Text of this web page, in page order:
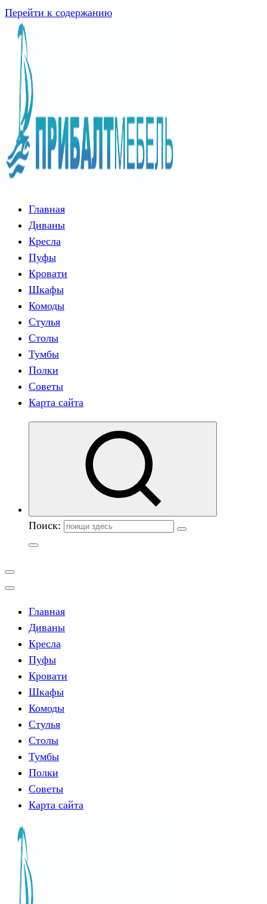
Перейти к содержанию
Главная
Диваны
Кресла
Пуфы
Кровати
Шкафы
Комоды
Стулья
Столы
Тумбы
Полки
Советы
Карта сайта
Поиск:
Главная
Диваны
Кресла
Пуфы
Кровати
Шкафы
Комоды
Стулья
Столы
Тумбы
Полки
Советы
Карта сайта